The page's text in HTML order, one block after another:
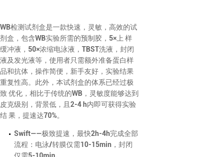
WB检测试剂盒是一款快速，灵敏，高效的试
剂盒，包含WB实验所需的预制胶，5×上 样
缓冲液，50×浓缩电泳液，TBST洗液，封闭
液及发光液等，使用者只需额外准备蛋白样
品和抗体，操作简便，新手友好，实验结果
重复性高。此外，本试剂盒的体系已经过极
致 优化，相比于传统的WB，灵敏度能够达到
皮克级别，背景低，且2-4 h内即可获得实验
结 果，提速达70%。
Swift——极致提速，最快2h-4h完成全部
流程：电泳/转膜仅需10-15min，封闭